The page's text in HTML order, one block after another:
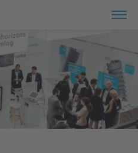
Produits
Formation
Services